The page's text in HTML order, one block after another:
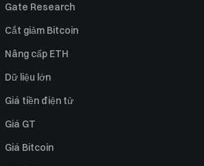
Gate Research
Cắt giảm Bitcoin
Nâng cấp ETH
Dữ liệu lớn
Giá tiền điện tử
Giá GT
Giá Bitcoin